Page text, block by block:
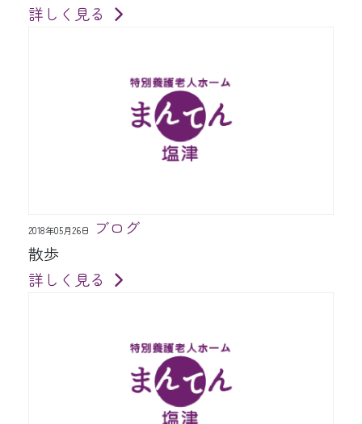
詳しく見る
2018年05月26日
ブログ
散歩
詳しく見る